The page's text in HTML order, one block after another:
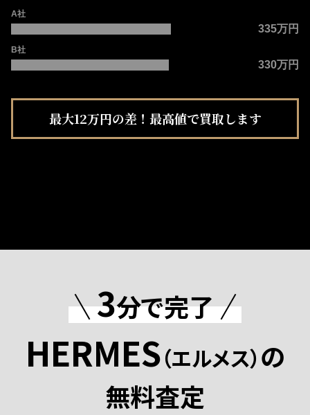
A社
335万円
B社
330万円
最大12万円の差！最高値で買取します
3分で完了
HERMES（エルメス）の
無料査定